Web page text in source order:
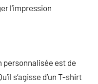
l’impression
personnalisée est de
s’agisse d’un T-shirt